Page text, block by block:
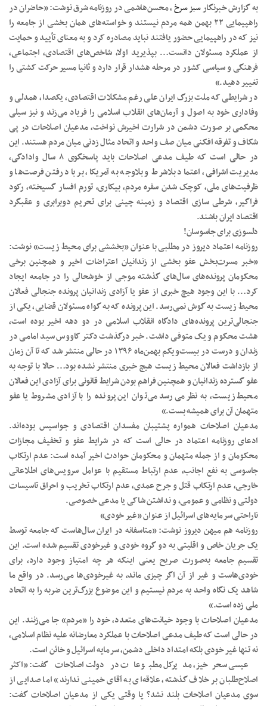
به گزارش خبرنگارسبز سرخ، محسن‌هاشمی در روزنامه شرق نوشت: «حاضران در
راهپیمایی ۲۲ بهمن همه مردم نیستند و خواسته‌های همان بخشی از جامعه را
نیز که در راهپیمایی حضور یافتند نباید مصادره کرد و به معنای تأیید و حمایت
از عملکرد مسئولان دانست… بپذیرید اولا، شاخص‌های اقتصادی، اجتماعی،
فرهنگی و سیاسی کشور در مرحله هشدار قرار دارد و ثانیا مسیر حرکت کشتی را
تغییر دهید.»
در شرایطی که ملت بزرگ ایران علی رغم مشکلات اقتصادی، یکصدا، همدلی و
وفاداری خود به اصول و آرمان‌های انقلاب اسلامی را فریاد می‌زند و نیز سیلی
محکمی بر صورت دشمن در شرارت اخیرش نواخت، مدعیان اصلاحات در پی
شکاف و تفرقه افکنی میان صف واحد و اتحاد مثال زدنی میان مردم هستند. این
در حالی است که طیف مدعی اصلاحات باید پاسخگوی ۸ سال وادادگی،
مدیریت اشرافی، اعتماد بلاشرط و بلاوجه به آمریکا، بر باد رفتن فرصت‌ها و
ظرفیت‌های ملی، کوچک شدن سفره مردم، بیکاری، تورم افسار گسیخته، رکود
فراگیر، شرطی ‌سازی اقتصاد و زمینه چینی برای تحریم دوبرابری و عقبگرد
اقتصاد ایران باشند.
دلسوزی برای جاسوسان!
روزنامه اعتماد دیروز در مطلبی با عنوان «بخششی برای محیط زیست» نوشت:
«خبر مسرت‌بخش عفو بخشی از زندانیان اعتراضات اخیر و همچنین برخی
محکومان پرونده‌های سال‌های گذشته موجی از خوشحالی را در جامعه ایجاد
کرد… با این وجود هیچ خبری از عفو یا آزادی زندانیان پرونده جنجالی فعالان
محیط زیست به گوش نمی‌رسد. این پرونده که به گواه مسئولان قضایی، یکی از
جنجالی‌ترین پرونده‌های دادگاه انقلاب اسلامی در دو دهه اخیر بوده است،
هشت محکوم و یک متوفی داشت. خبر درگذشت دکتر کاووس سید امامی در
زندان و درست در بیست‌ویکم بهمن‌ماه ۱۳۹۶ در حالی منتشر شد که تا آن زمان
از بازداشت فعالان محیط زیست هیچ خبری منتشر نشده بود… حالا با توجه به
عفو گسترده زندانیان و همچنین فراهم بودن شرایط قانونی برای آزادی این فعالان
محیط زیست، به نظر می‌رسد می‌توان این پرونده را با آزادی مشروط یا عفو
متهمان آن برای همیشه بست.»
مدعیان اصلاحات همواره پشتیبان مفسدان اقتصادی و جواسیس بوده‌اند.
ادعای روزنامه اعتماد در حالی است که در شرایط عفو و تخفیف مجازات
محکومان و از جمله متهمان و محکومان حوادث اخیر آمده است: عدم ارتکاب
جاسوسی به نفع اجانب، عدم ارتباط مستقیم با عوامل سرویس‌های اطلاعاتی
خارجی، عدم ارتکاب قتل و جرح عمدی، عدم ارتکاب تخریب و احراق تاسیسات
دولتی و نظامی و عمومی، و نداشتن شاکی یا مدعی خصوصی.
ناراحتی سرمایه‌های اسرائیل از عنوان «غیر خودی»
روزنامه هم میهن دیروز نوشت: «متاسفانه در ایران سال‌هاست که جامعه توسط
یک جریان خاص و اقلیتی به دو گروه خودی و غیرخودی تقسیم شده است. این
تقسیم جامعه به‌صورت صریح یعنی اینکه هر چه امتیاز وجود دارد، برای
خودی‌هاست و غیر از آن اگر چیزی ماند، به غیرخودی‌ها می‌رسد. در واقع ما
شاهد یک نگاه واحد به مردم نیستیم و این موضوع بزرگ‌ترین ضربه را به اتحاد
ملی زده است.»
مدعیان اصلاحات با وجود خیانت‌های متعدد، خود را «مردم» جا می‌زنند. این
در حالی است که طیف مدعی اصلاحات با عملکرد معارضانه علیه نظام اسلامی،
نه تنها غیر خودی بلکه امتداد داخلی دشمن، سرمایه اسرائیل و خائن است.
عیسی سحرخیز، مدیرکل مطبوعات در دولت اصلاحات گفت: «اکثر
اصلاح‌طلبان بر خلاف گذشته، علاقه‌ای به آقای خمینی ندارند» اما صدایی از
سوی مدعیان اصلاحات بلند نشد؟ یا وقتی یکی از مدعیان اصلاحات گفت: